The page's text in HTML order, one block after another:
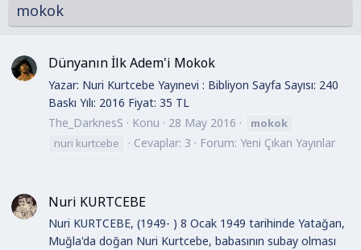
mokok
Dünyanın İlk Adem'i Mokok
Yazar: Nuri Kurtcebe Yayınevi : Bibliyon Sayfa Sayısı: 240
Baskı Yılı: 2016 Fiyat: 35 TL
The_DarknesS
Konu 28 May 2016
mokok
nuri kurtcebe
Cevaplar: 3 Forum: Yeni Çıkan Yayınlar
Nuri KURTCEBE
Nuri KURTCEBE, (1949- ) 8 Ocak 1949 tarihinde Yatağan,
Muğla'da doğan Nuri Kurtcebe, babasının subay olması